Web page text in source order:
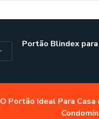
Portão Blindex
O Portão Ideal Para Casa